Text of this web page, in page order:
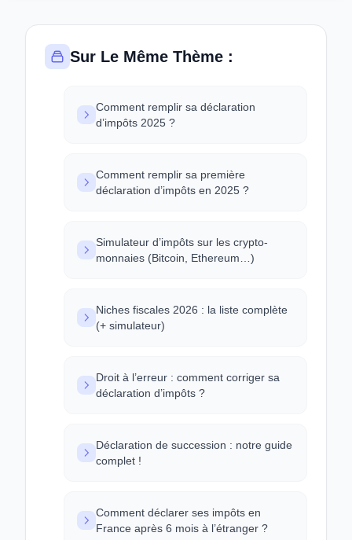
Sur Le Même Thème :
Comment remplir sa déclaration
d’impôts 2025 ?
Comment remplir sa première
déclaration d’impôts en 2025 ?
Simulateur d’impôts sur les crypto-
monnaies (Bitcoin, Ethereum…)
Niches fiscales 2026 : la liste complète
(+ simulateur)
Droit à l’erreur : comment corriger sa
déclaration d’impôts ?
Déclaration de succession : notre guide
complet !
Comment déclarer ses impôts en
France après 6 mois à l’étranger ?